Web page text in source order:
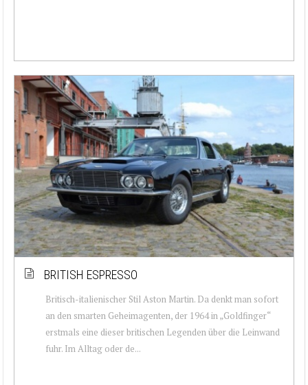
BRITISH ESPRESSO
Britisch-italienischer Stil Aston Martin. Da denkt man sofort
an den smarten Geheimagenten, der 1964 in „Goldfinger“
erstmals eine dieser britischen Legenden über die Leinwand
fuhr. Im Alltag oder de...